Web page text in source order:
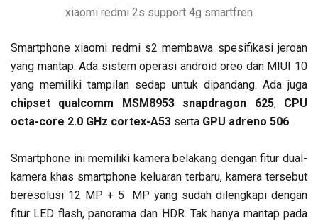
xiaomi redmi 2s support 4g smartfren
Smartphone xiaomi redmi s2 membawa spesifikasi jeroan
yang mantap. Ada sistem operasi android oreo dan MIUI 10
yang memiliki tampilan sedap untuk dipandang. Ada juga
chipset qualcomm MSM8953 snapdragon 625, CPU
octa-core 2.0 GHz cortex-A53 serta GPU adreno 506.
Smartphone ini memiliki kamera belakang dengan fitur dual-
kamera khas smartphone keluaran terbaru, kamera tersebut
beresolusi 12 MP + 5 MP yang sudah dilengkapi dengan
fitur LED flash, panorama dan HDR. Tak hanya mantap pada